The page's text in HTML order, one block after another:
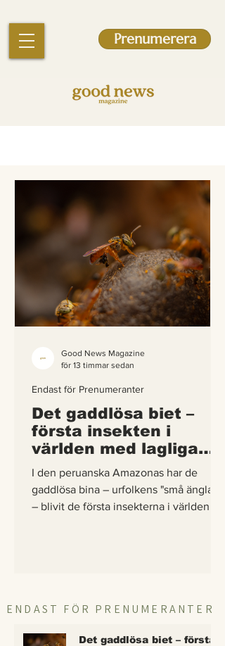
Prenumerera
Det gaddlösa biet –
första insekten i
världen med lagliga
rättigheter
I den peruanska Amazonas har de
gaddlösa bina – urfolkens "små änglar"
– blivit de första insekterna i världen att
Endast för Prenumeranter
Good News Magazine
för 13 timmar sedan
ENDAST FÖR PRENUMERANTER
Det gaddlösa biet – första